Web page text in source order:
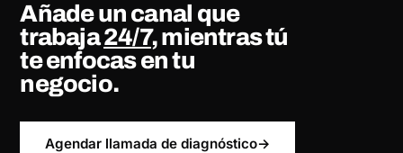
Añade un canal que
trabaja24/7, mientras tú
te enfocas en tu
negocio.
Agendar llamada de diagnóstico→